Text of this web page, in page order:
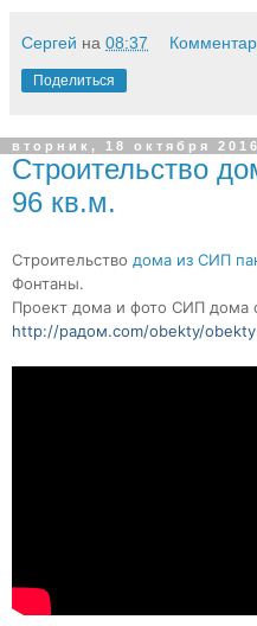
Сергей на 08:37
Поделиться
вторник, 18 октября
Строительство
96 кв.м.
Строительство дома из СИП
Фонтаны.
Проект дома и фото СИП дома
http://радом.com/obekty/